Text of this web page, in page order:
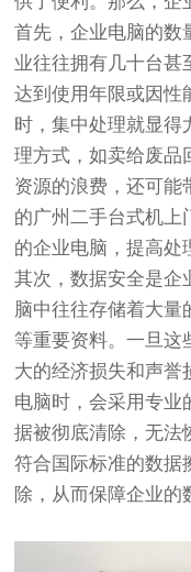
首先，企业电脑的数
业往往拥有几十台甚
达到使用年限或因性
时，集中处理就显得
理方式，如卖给废品
资源的浪费，还可能
的广州二手台式机上
的企业电脑，提高处
其次，数据安全是企
脑中往往存储着大量
等重要资料。一旦这
大的经济损失和声誉
电脑时，会采用专业
据被彻底清除，无法
符合国际标准的数据
除，从而保障企业的